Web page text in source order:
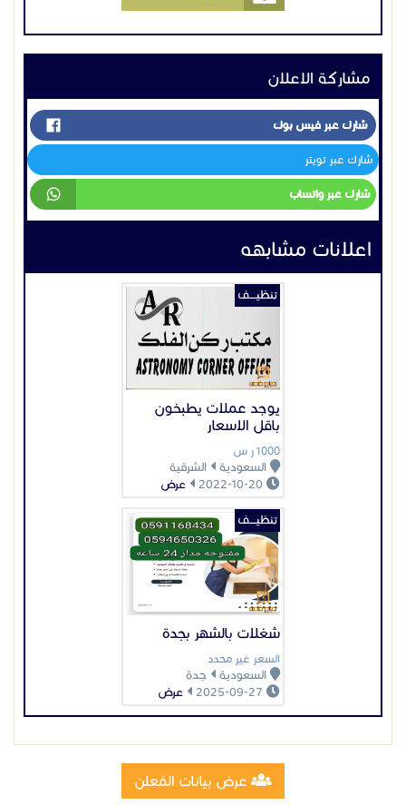
مشاركة الاعلان
شارك عبر فيس بوك
شارك عبر تويتر
شارك عبر واتساب
اعلانات مشابهه
يوجد عملات يطبخون
باقل الاسعار
1000 ر س
السعودية
الشرقية
عرض
تنظيــــف
شغلات بالشهر بجدة
السعر غير محدد
السعودية
جدة
عرض
تنظيــــف
عرض بيانات المُعلن